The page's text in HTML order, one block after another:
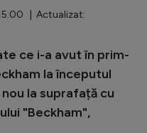
| Actualizat:
ce i-a avut în prim-
la începutul
la suprafață cu
"Beckham",